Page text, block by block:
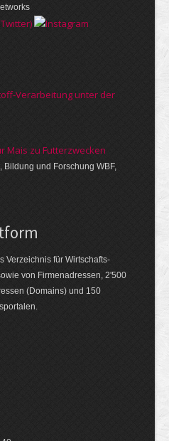
Verarbeitung unter der
Mais zu Futterzwecken
Bildung und Forschung WBF,
Ver­zeich­nis für Wirt­schafts-
von Firmen­adressen, 2'500
(Domains) und 150